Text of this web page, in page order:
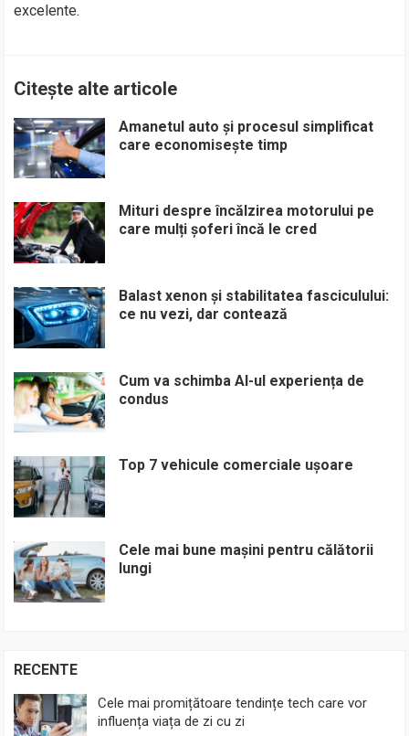
excelente.
Citește alte articole
Amanetul auto și procesul simplificat
care economisește timp
Mituri despre încălzirea motorului pe
care mulți șoferi încă le cred
Balast xenon și stabilitatea fasciculului:
ce nu vezi, dar contează
Cum va schimba AI-ul experiența de
condus
Top 7 vehicule comerciale ușoare
Cele mai bune mașini pentru călătorii
lungi
RECENTE
Cele mai promițătoare tendințe tech care vor
influența viața de zi cu zi